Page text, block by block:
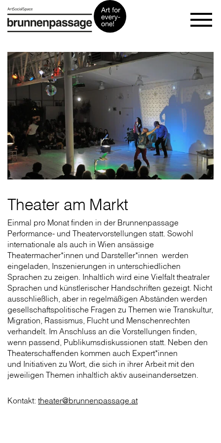
Theater am Markt
Einmal pro Monat finden in der Brunnenpassage
Performance- und Theatervorstellungen statt. Sowohl
internationale als auch in Wien ansässige
Theatermacher*innen und Darsteller*innen werden
eingeladen, Inszenierungen in unterschiedlichen
Sprachen zu zeigen. Inhaltlich wird eine Vielfalt theatraler
Sprachen und künstlerischer Handschriften gezeigt. Nicht
ausschließlich, aber in regelmäßigen Abständen werden
gesellschaftspolitische Fragen zu Themen wie Transkultur,
Migration, Rassismus, Flucht und Menschenrechten
verhandelt. Im Anschluss an die Vorstellungen finden,
wenn passend, Publikumsdiskussionen statt. Neben den
Theaterschaffenden kommen auch Expert*innen
und Initiativen zu Wort, die sich in ihrer Arbeit mit den
jeweiligen Themen inhaltlich aktiv auseinandersetzen.
Kontakt: theater@brunnenpassage.at